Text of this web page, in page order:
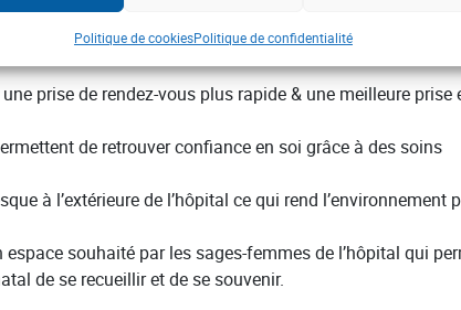
Politique de cookiesPolitique de confidentialité
pour les familles. Un partenariat a été mis en place
le personnel a été spécialement formé à l’accueil des
prise de rendez-vous plus rapide & une meilleure prise
de retrouver confiance en soi grâce à des soins
à l’extérieure de l’hôpital ce qui rend l’environnement
souhaité par les sages-femmes de l’hôpital qui
de se recueillir et de se souvenir.